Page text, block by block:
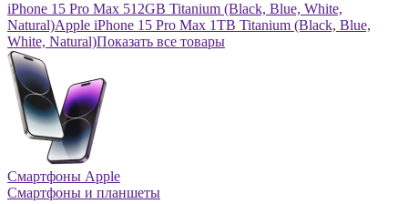
iPhone 15 Pro Max 512GB Titanium (Black, Blue, White,
Natural)Apple iPhone 15 Pro Max 1TB Titanium (Black, Blue,
White, Natural)Показать все товары
Смартфоны Apple
Смартфоны и планшеты